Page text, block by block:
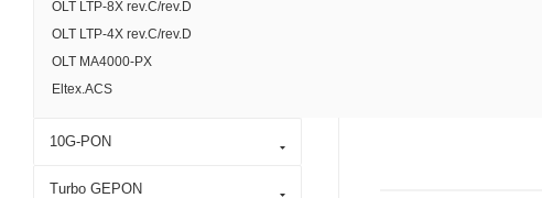
OLT LTP-8X rev.C/rev.D
OLT LTP-4X rev.C/rev.D
OLT MA4000-PX
Eltex.ACS
10G-PON
Turbo GEPON